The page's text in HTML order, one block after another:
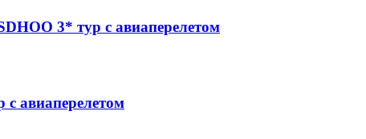
3* тур с авиаперелетом
авиаперелетом